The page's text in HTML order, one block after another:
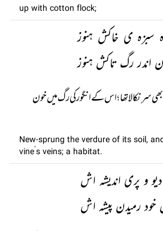
up with cotton flock;
سبزہ ی خاکش ہنوز
اندر رگ تاکش ہنوز
نکالا تھا؛ اس کے انگور کی رگ میں خون
New-sprung the verdure of its soil,
vine’s veins; a habitat.
و پری اندیشہ اش
خود رمیدن پیشہ اش